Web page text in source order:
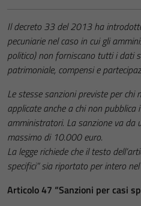
Il decreto 33 del 2013 ha
pecuniarie nel caso in cui gli
politico) non forniscano tutti i dati
patrimoniale, compensi e
Le stesse sanzioni previste per
applicate anche a chi non
amministratori. La sanzione va
massimo di 10.000 euro.
La legge richiede che il testo
specifici” sia riportato per intero
Articolo 47 “Sanzioni per casi